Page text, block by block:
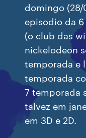
domingo (28/
episodio da
(o club das
nickelodeon
temporada e
temporada
7 temporada
talvez em
em 3D e 2D.